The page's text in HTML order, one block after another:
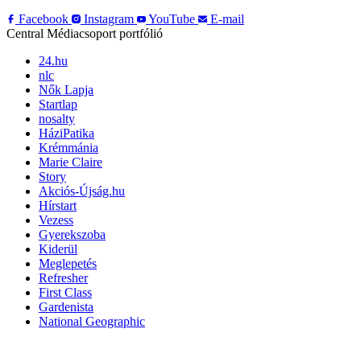
Facebook
Instagram YouTube
E-mail
Central Médiacsoport portfólió
24.hu
nlc
Nők Lapja
Startlap
nosalty
HáziPatika
Krémmánia
Marie Claire
Story
Akciós-Újság.hu
Hírstart
Vezess
Gyerekszoba
Kiderül
Meglepetés
Refresher
First Class
Gardenista
National Geographic